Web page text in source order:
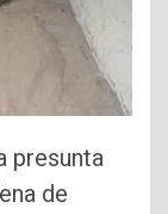
presunta
de